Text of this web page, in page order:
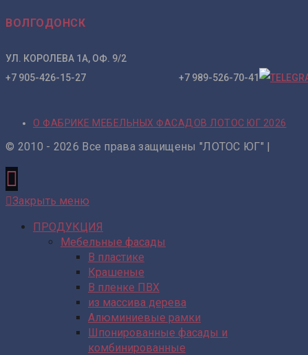
ВОЛГОДОНСК
УЛ. КОРОЛЕВА 1А, ОФ. 9/2
+7 905-426-15-27 +7 989-526-70-41
О ФАБРИКЕ МЕБЕЛЬНЫХ ФАСАДОВ ЛОТОС ЮГ 2026
© 2010 - 2026 Все права защищены "ЛОТОС ЮГ" |
Закрыть меню
ПРОДУКЦИЯ
Мебельные фасады
В пластике
Крашеные
В пленке ПВХ
из массива дерева
Алюминиевые рамки
Шпонированные фасады и
комбинированные